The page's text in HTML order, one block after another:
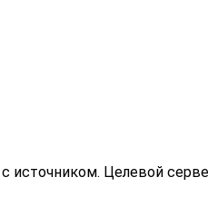
с источником. Целевой